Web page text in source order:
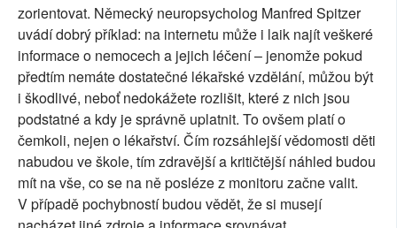
zorientovat. Německý neuropsycholog Manfred Spitzer
uvádí dobrý příklad: na internetu může i laik najít veškeré
informace o nemocech a jejich léčení – jenomže pokud
předtím nemáte dostatečné lékařské vzdělání, můžou být
i škodlivé, neboť nedokážete rozlišit, které z nich jsou
podstatné a kdy je správně uplatnit. To ovšem platí o
čemkoli, nejen o lékařství. Čím rozsáhlejší vědomosti děti
nabudou ve škole, tím zdravější a kritičtější náhled budou
mít na vše, co se na ně posléze z monitoru začne valit.
V případě pochybností budou vědět, že si musejí